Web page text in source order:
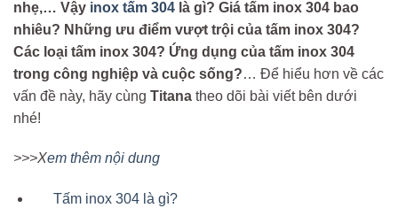
nhẹ,… Vậy inox tấm 304 là gì? Giá tấm inox 304 bao
nhiêu? Những ưu điểm vượt trội của tấm inox 304?
Các loại tấm inox 304? Ứng dụng của tấm inox 304
trong công nghiệp và cuộc sống?… Để hiểu hơn về các
vấn đề này, hãy cùng Titana theo dõi bài viết bên dưới
nhé!
>>>Xem thêm nội dung
Tấm inox 304 là gì?